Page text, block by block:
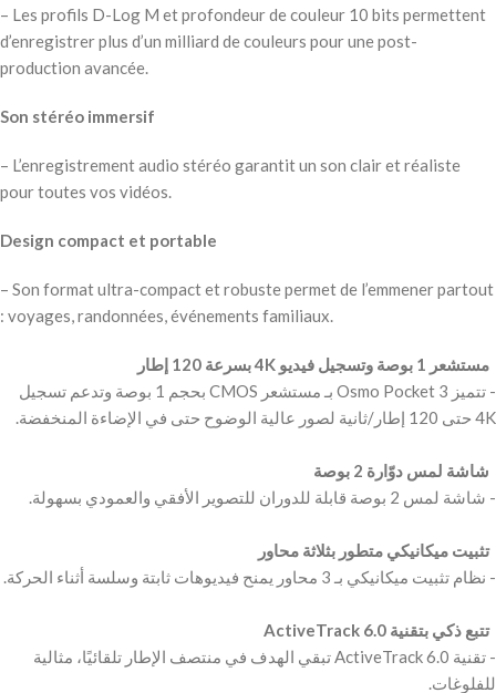
– Les profils D-Log M et profondeur de couleur 10 bits permettent
d’enregistrer plus d’un milliard de couleurs pour une post-
production avancée.
Son stéréo immersif
– L’enregistrement audio stéréo garantit un son clair et réaliste
pour toutes vos vidéos.
Design compact et portable
– Son format ultra-compact et robuste permet de l’emmener partout
: voyages, randonnées, événements familiaux.
‫- تتميز Osmo Pocket 3 بـ مستشعر CMOS بحجم 1 بوصة وتدعم تسجيل
‫- تقنية ActiveTrack 6.0 تبقي الهدف في منتصف الإطار تلقائيًا، مثالية